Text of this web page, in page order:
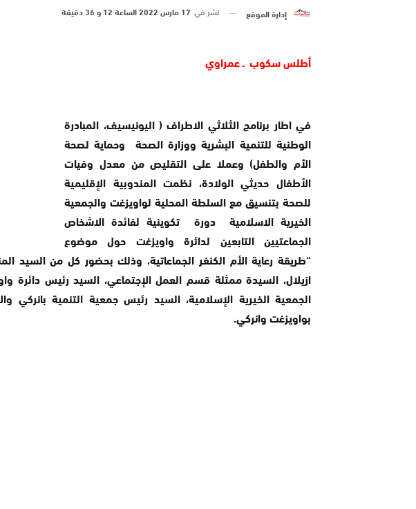
إدارة الموقع نشر في 17 مارس 2022 الساعة 12 و 36 دقيقة
أطلس سكوب ـ عمراوي
في اطار برنامج الثلاثي الاطراف ( اليونيسيف، المبادرة
الوطنية للتنمية البشرية ووزارة الصحة وحماية لصحة
الأم والطفل) وعملا على التقليص من معدل وفيات
الأطفال حديثي الولادة، نظمت المندوبية الإقليمية
للصحة بتنسيق مع السلطة المحلية لواويزغت والجمعية
الخيرية الاسلامية دورة تكوينية لفائدة الاشخاص
الجماعتيين التابعين لدائرة واويزغت حول موضوع
“طريقة رعاية الأم الكنغر الجماعاتية، وذلك بحضور كل من السيد
ازيلال، السيدة ممثلة قسم العمل الإجتماعي، السيد رئيس دائرة
الجمعية الخيرية الإسلامية، السيد رئيس جمعية التنمية بانركي
بواويزغت وانركي.